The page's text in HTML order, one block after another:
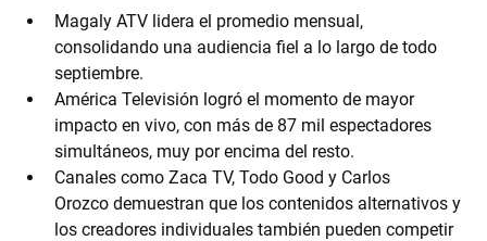
Magaly ATV lidera el promedio mensual,
consolidando una audiencia fiel a lo largo de todo
septiembre.
América Televisión logró el momento de mayor
impacto en vivo, con más de 87 mil espectadores
simultáneos, muy por encima del resto.
Canales como Zaca TV, Todo Good y Carlos
Orozco demuestran que los contenidos alternativos y
los creadores individuales también pueden competir